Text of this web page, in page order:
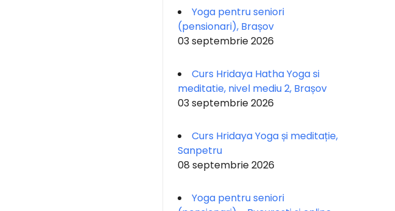
Yoga pentru seniori
(pensionari), Brașov
03 septembrie 2026
Curs Hridaya Hatha Yoga si
meditatie, nivel mediu 2, Brașov
03 septembrie 2026
Curs Hridaya Yoga și meditație,
Sanpetru
08 septembrie 2026
Yoga pentru seniori